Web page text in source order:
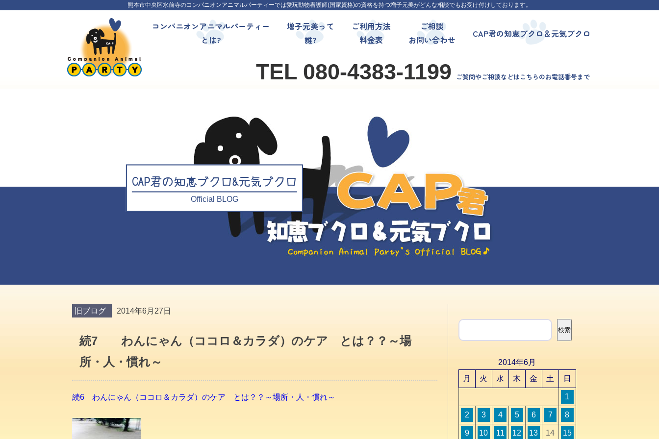
熊本市中央区水前寺のコンパニオンアニマルパーティーでは愛玩動物看護師(国家資格)の資格を持つ増子元美がどんな相談でもお受け付けしております。
コンパニオンアニマルパーティー
とは?
増子元美って
誰?
ご利用方法
料金表
ご相談
お問い合わせ
CAP君の知恵ブクロ＆元気ブクロ
TEL 080-4383-1199 ご質問やご相談などはこちらのお電話番号まで
CAP君の知恵ブクロ&元気ブクロ
Official BLOG
旧ブログ 2014年6月27日
続7 わんにゃん（ココロ＆カラダ）のケア とは？？～場
所・人・慣れ～
続6 わんにゃん（ココロ＆カラダ）のケア とは？？～場所・人・慣れ～
検索
検索
2014年6月
月
火 水 木 金 土 日
1
2 3 4 5 6 7 8
9 10 11 12 13 14 15